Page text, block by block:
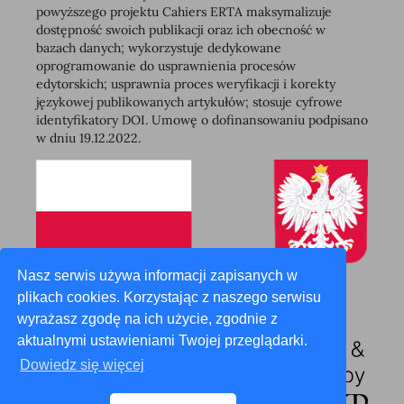
Nasz serwis używa informacji zapisanych w
plikach cookies. Korzystając z naszego serwisu
wyrażasz zgodę na ich użycie, zgodnie z
aktualnymi ustawieniami Twojej przeglądarki.
Dowiedz się więcej
powyższego projektu Cahiers ERTA maksymalizuje
dostępność swoich publikacji oraz ich obecność w
bazach danych; wykorzystuje dedykowane
oprogramowanie do usprawnienia procesów
edytorskich; usprawnia proces weryfikacji i korekty
językowej publikowanych artykułów; stosuje cyfrowe
identyfikatory DOI. Umowę o dofinansowaniu podpisano
w dniu 19.12.2022.